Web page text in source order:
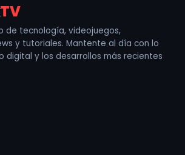
TV
de tecnología, videojuegos,
y tutoriales. Mantente al día con lo
digital y los desarrollos más recientes